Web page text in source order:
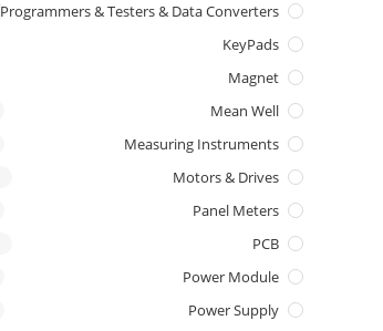
& Testers & Data Converters
KeyPads
Magnet
Mean Well
Measuring Instruments
Motors & Drives
Panel Meters
PCB
Power Module
Power Supply